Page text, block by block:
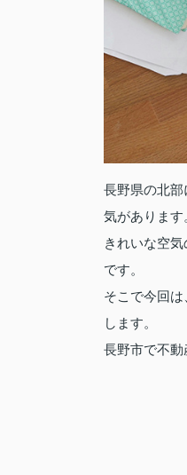
長野県の北
気があります
きれいな空
です。
そこで今回
します。
長野市で不動